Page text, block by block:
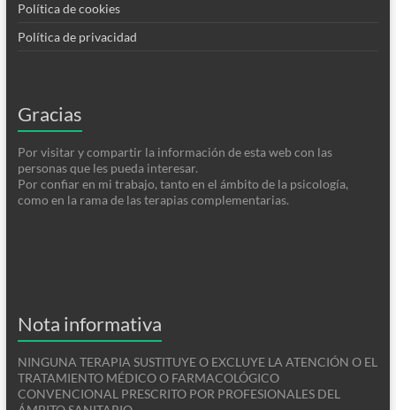
Política de cookies
Política de privacidad
Gracias
Por visitar y compartir la información de esta web con las
personas que les pueda interesar.
Por confiar en mi trabajo, tanto en el ámbito de la psicología,
como en la rama de las terapias complementarias.
Nota informativa
NINGUNA TERAPIA SUSTITUYE O EXCLUYE LA ATENCIÓN O EL
TRATAMIENTO MÉDICO O FARMACOLÓGICO
CONVENCIONAL PRESCRITO POR PROFESIONALES DEL